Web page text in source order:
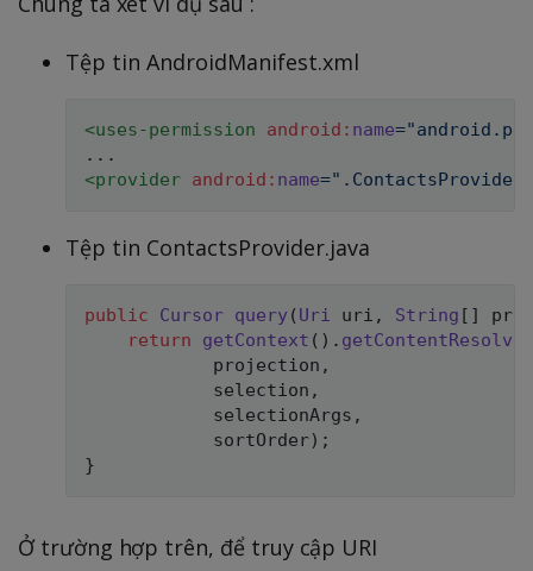
Tệp tin AndroidManifest.xml
<uses-permission android: name="
<provider android: name=" .ContactsProvider
Tệp tin ContactsProvider.java
public Cursor query ( Uri uri , String [ ]
return
getContext ( ) . getContentResolver
            projection
,
            selection
,
            selectionArgs
,
            sortOrder
) ;
}
Ở trường hợp trên, để truy cập URI